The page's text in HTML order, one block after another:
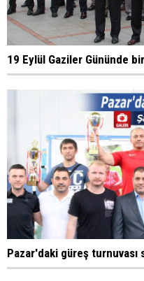
19 Eylül Gaziler Gününde
Pazar'daki güreş turnuvası